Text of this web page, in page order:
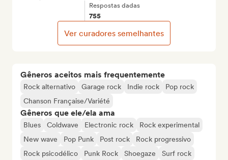
Gêneros aceitos mais frequentemente
Rock alternativo Garage rock Indie rock
Pop rock
Chanson Française/Variété
Gêneros que ele/ela ama
Blues Coldwave Electronic rock
Rock experimental
New wave
Pop Punk Post rock
Rock progressivo
Rock psicodélico
Punk Rock Shoegaze Surf rock
Respostas dadas
755
Ver curadores semelhantes